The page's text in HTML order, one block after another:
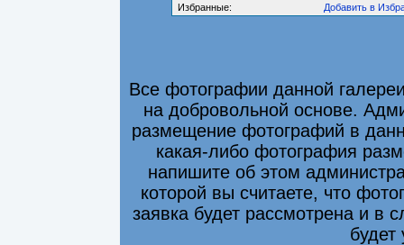
Избранные:
Добавить в
Все фотографии данной
на добровольной основе.
размещение фотографий в
какая-либо фотография
напишите об этом
которой вы считаете, что
заявка будет рассмотрена и в
будет